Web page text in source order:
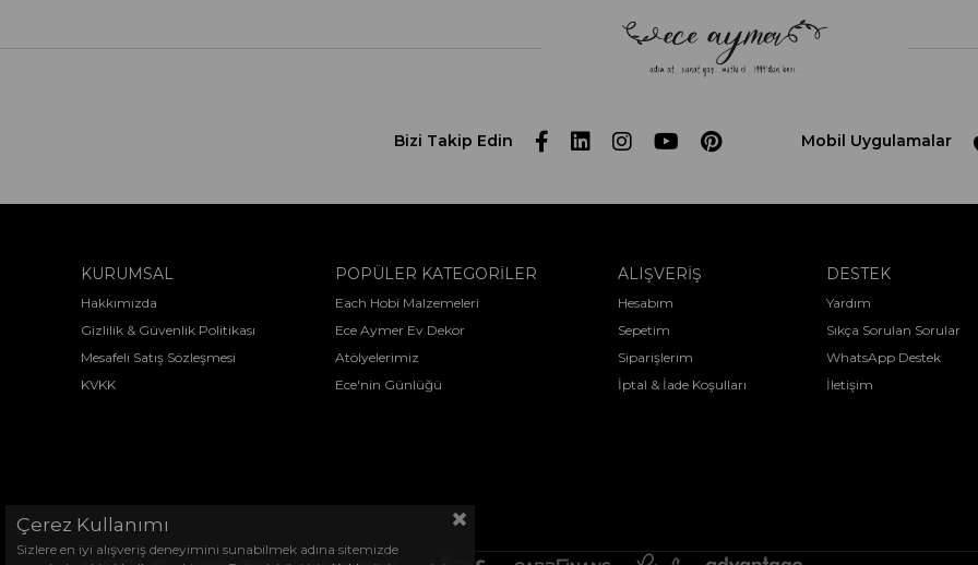
Bizi Takip Edin Mobil Uygulamalar
KURUMSAL
Hakkımızda
Gizlilik & Güvenlik Politikası
Mesafeli Satış Sözleşmesi
KVKK
POPÜLER KATEGORİLER
Each Hobi Malzemeleri
Ece Aymer Ev Dekor
Atölyelerimiz
Ece'nin Günlüğü
ALIŞVERİŞ
Hesabım
Sepetim
Siparişlerim
İptal & İade Koşulları
DESTEK
Yardım
Sıkça Sorulan Sorular
WhatsApp Destek
İletişim
Çerez Kullanımı
Sizlere en iyi alışveriş deneyimini sunabilmek adına sitemizde